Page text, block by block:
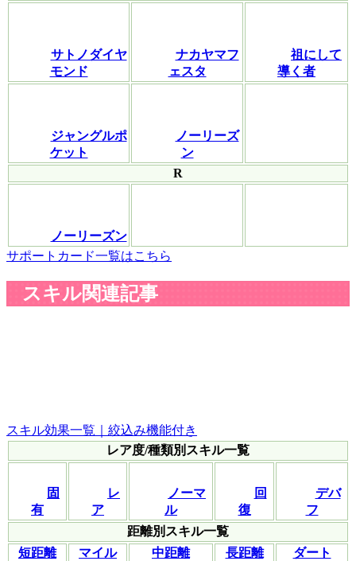
サトノダイヤ
モンド
ナカヤマフ
ェスタ
祖にして
導く者
ジャングルポ
ケット
ノーリーズ
ン
R
ノーリーズン
サポートカード一覧はこちら
スキル関連記事
スキル効果一覧｜絞込み機能付き
レア度/種類別スキル一覧
固
有
レ
ア
ノーマ
ル
回
復
デバ
フ
距離別スキル一覧
短距離
マイル 中距離 長距離
ダート